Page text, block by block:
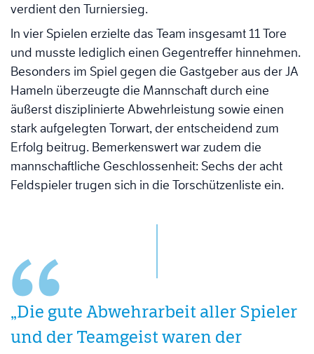
verdient den Turniersieg.
In vier Spielen erzielte das Team insgesamt 11 Tore
und musste lediglich einen Gegentreffer hinnehmen.
Besonders im Spiel gegen die Gastgeber aus der JA
Hameln überzeugte die Mannschaft durch eine
äußerst disziplinierte Abwehrleistung sowie einen
stark aufgelegten Torwart, der entscheidend zum
Erfolg beitrug. Bemerkenswert war zudem die
mannschaftliche Geschlossenheit: Sechs der acht
Feldspieler trugen sich in die Torschützenliste ein.
„Die gute Abwehrarbeit aller Spieler
und der Teamgeist waren der